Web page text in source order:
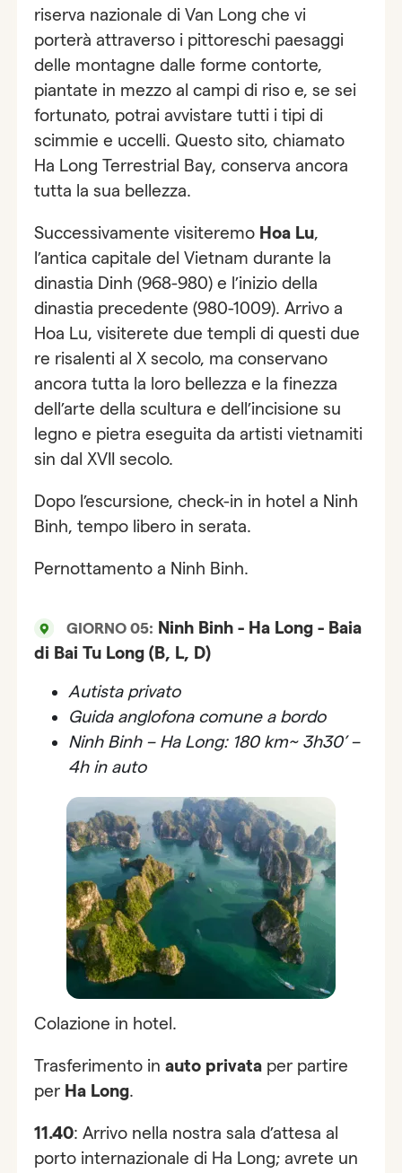
riserva nazionale di Van Long che vi
porterà attraverso i pittoreschi paesaggi
delle montagne dalle forme contorte,
piantate in mezzo al campi di riso e, se sei
fortunato, potrai avvistare tutti i tipi di
scimmie e uccelli. Questo sito, chiamato
Ha Long Terrestrial Bay, conserva ancora
tutta la sua bellezza.
Successivamente visiteremo Hoa Lu,
l’antica capitale del Vietnam durante la
dinastia Dinh (968-980) e l’inizio della
dinastia precedente (980-1009). Arrivo a
Hoa Lu, visiterete due templi di questi due
re risalenti al X secolo, ma conservano
ancora tutta la loro bellezza e la finezza
dell’arte della scultura e dell’incisione su
legno e pietra eseguita da artisti vietnamiti
sin dal XVII secolo.
Dopo l’escursione, check-in in hotel a Ninh
Binh, tempo libero in serata.
Pernottamento a Ninh Binh.
GIORNO 05: Ninh Binh - Ha Long - Baia
di Bai Tu Long (B, L, D)
Autista privato
Guida anglofona comune a bordo
Ninh Binh – Ha Long: 180 km~ 3h30’ –
4h in auto
Colazione in hotel.
Trasferimento inauto privata per partire
per Ha Long.
11.40: Arrivo nella nostra sala d’attesa al
porto internazionale di Ha Long; avrete un